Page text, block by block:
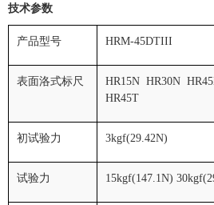
技术参数
产品型号 HRM-45DTIII
表面洛式标尺
HR15N HR30N
HR45T
初试验力 3kgf(29.42N)
试验力 15kgf(147.1N)